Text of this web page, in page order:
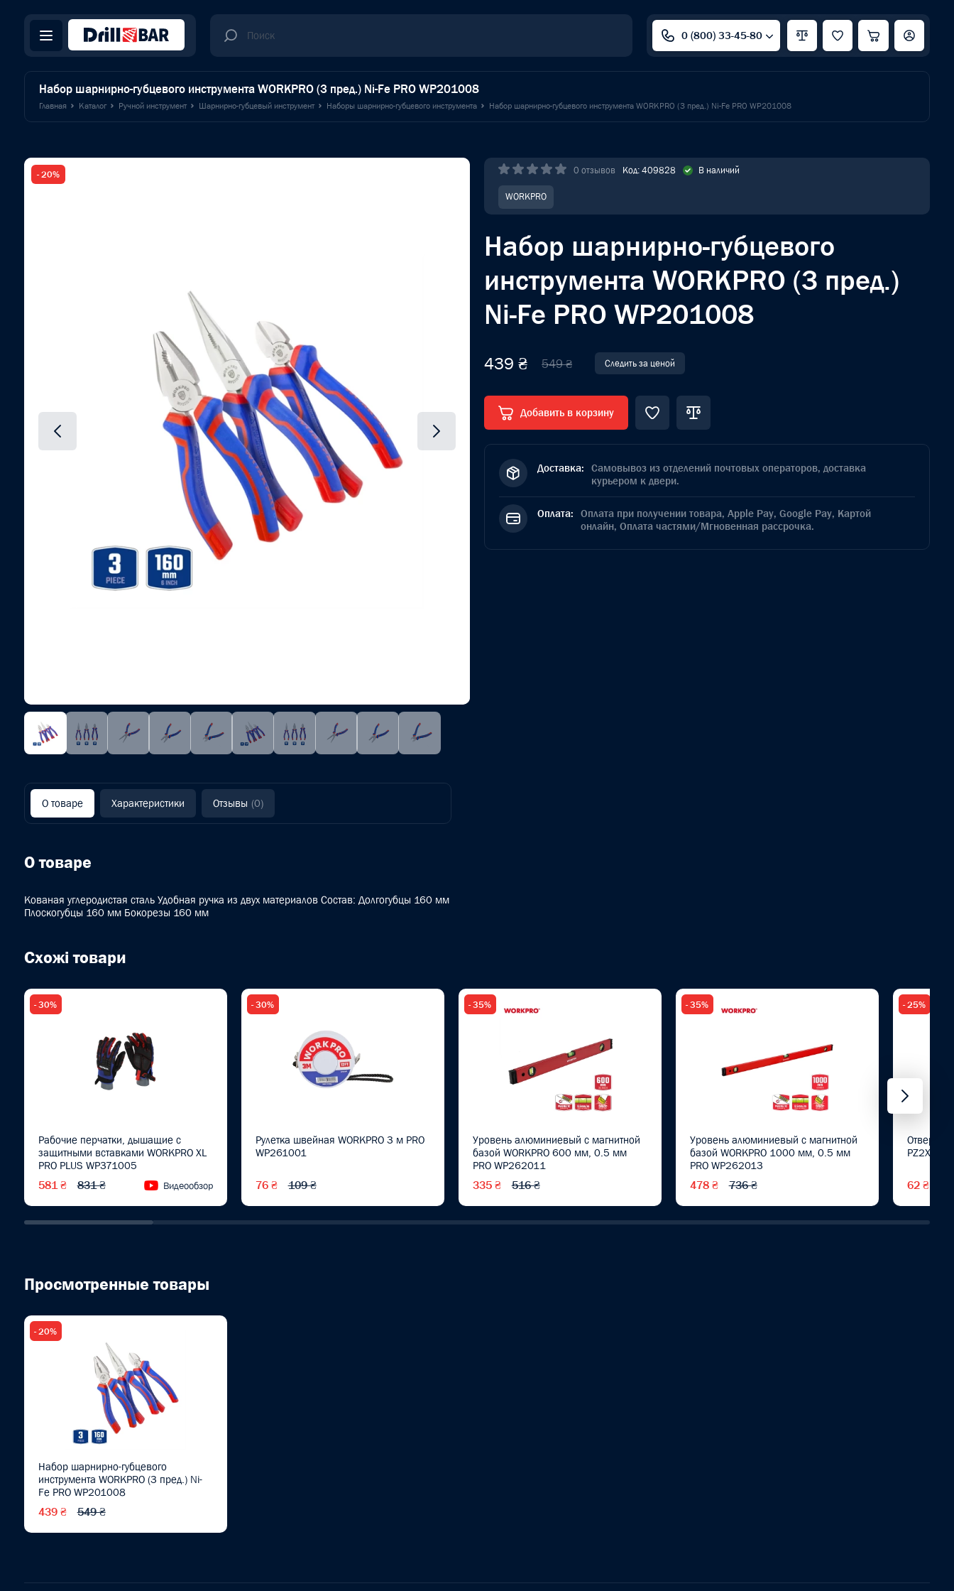
0 (800) 33-45-80
Набор шарнирно-губцевого инструмента WORKPRO (3 пред.) Ni-Fe PRO WP201008
Главная Каталог Ручной инструмент Шарнирно-губцевый инструмент Наборы шарнирно-губцевого инструмента Набор шарнирно-губцевого инструмента WORKPRO (3 пред.) Ni-Fe PRO WP201008
- 20% 0 отзывов Код: 409828 В наличий
WORKPRO
Набор шарнирно-губцевого
инструмента WORKPRO (3 пред.)
Ni-Fe PRO WP201008
439 ₴ 549 ₴ Следить за ценой
Добавить в корзину
Доставка: Самовывоз из отделений почтовых операторов, доставка
курьером к двери.
Оплата: Оплата при получении товара, Apple Pay, Google Pay, Картой
онлайн, Оплата частями/Мгновенная рассрочка.
О товаре Характеристики Отзывы (0)
О товаре
Кованая углеродистая сталь Удобная ручка из двух материалов Состав: Долгогубцы 160 мм
Плоскогубцы 160 мм Бокорезы 160 мм
Схожі товари
- 30%
Рабочие перчатки, дышащие с
защитными вставками WORKPRO XL
PRO PLUS WP371005
581 ₴ 831 ₴ Видеообзор
- 30%
Рулетка швейная WORKPRO 3 м PRO
WP261001
76 ₴ 109 ₴
- 35%
Уровень алюминиевый с магнитной
базой WORKPRO 600 мм, 0.5 мм
PRO WP262011
335 ₴ 516 ₴
- 35%
Уровень алюминиевый с магнитной
базой WORKPRO 1000 мм, 0.5 мм
PRO WP262013
478 ₴ 736 ₴
- 25%
Отвертка
62 ₴
Просмотренные товары
- 20%
Набор шарнирно-губцевого
инструмента WORKPRO (3 пред.) Ni-
Fe PRO WP201008
439 ₴ 549 ₴